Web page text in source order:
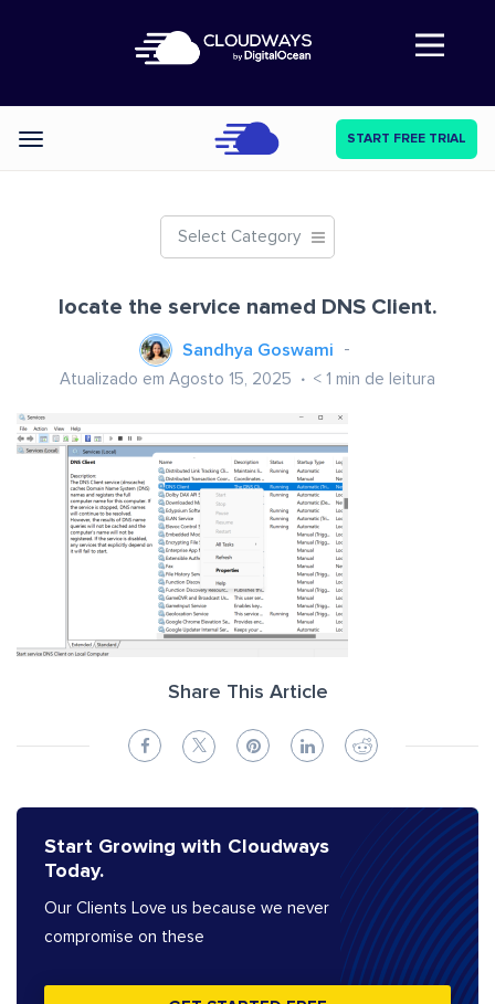
Abre a navegação
Categories START FREE TRIAL
Select Category
locate the service named DNS Client.
Sandhya Goswami
Atualizado em Agosto 15, 2025 < 1 min de leitura
Share This Article
Start Growing with Cloudways
Today.
Our Clients Love us because we never
compromise on these